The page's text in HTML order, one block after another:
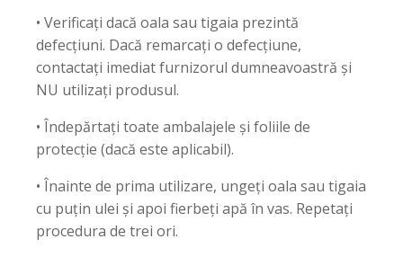
• Verificați dacă oala sau tigaia prezintă
defecțiuni. Dacă remarcați o defecțiune,
contactați imediat furnizorul dumneavoastră și
NU utilizați produsul.
• Îndepărtați toate ambalajele și foliile de
protecție (dacă este aplicabil).
• Înainte de prima utilizare, ungeți oala sau tigaia
cu puțin ulei și apoi fierbeți apă în vas. Repetați
procedura de trei ori.